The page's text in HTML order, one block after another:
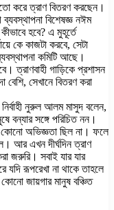
করে ত্রাণ বিতরণ করছেন।
বিশেষজ্ঞ নঈম
হবে? এ মুহূর্তে
কে কাজটা করবে, সেটা
কমিটি আছে।
ত্রাণবাহী গাড়িকে প্রশাসন
বেশি, সেখানে বিতরণ করা
নির্বাহী নুরুল আলম মাসুদ বলেন,
বন্যার সঙ্গে পরিচিত নন।
কোনো অভিজ্ঞতা ছিল না। ফলে
আর এখন দীর্ঘদিন ত্রাণ
জরুরি। সবাই যার যার
যদি রূপরেখা না থাকে তাহলে
জায়গার মানুষ বঞ্চিত